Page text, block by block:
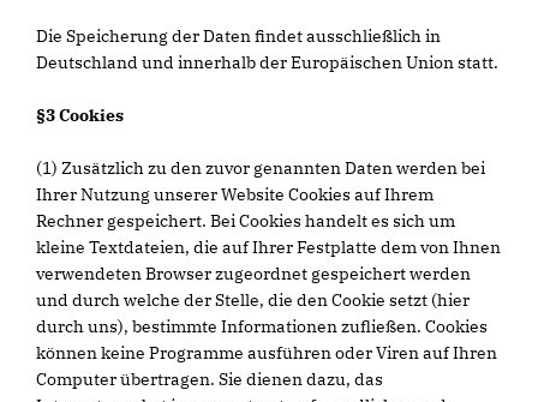
Die Speicherung der Daten findet ausschließlich in
Deutschland und innerhalb der Europäischen Union statt.
§3 Cookies
(1) Zusätzlich zu den zuvor genannten Daten werden bei
Ihrer Nutzung unserer Website Cookies auf Ihrem
Rechner gespeichert. Bei Cookies handelt es sich um
kleine Textdateien, die auf Ihrer Festplatte dem von Ihnen
verwendeten Browser zugeordnet gespeichert werden
und durch welche der Stelle, die den Cookie setzt (hier
durch uns), bestimmte Informationen zufließen. Cookies
können keine Programme ausführen oder Viren auf Ihren
Computer übertragen. Sie dienen dazu, das